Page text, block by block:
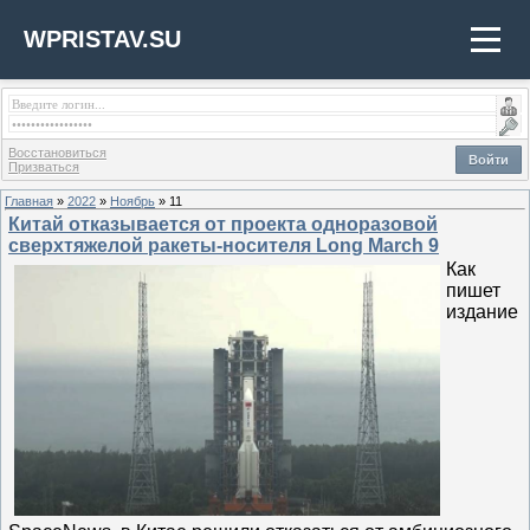
WPRISTAV.SU
Войти
Восстановиться
Призваться
Главная » 2022 » Ноябрь » 11
Китай отказывается от проекта одноразовой
сверхтяжелой ракеты-носителя Long March 9
Как
пишет
издание